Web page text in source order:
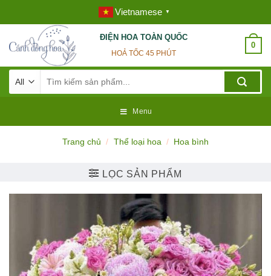
to
content
Vietnamese ▼
ĐIỆN HOA TOÀN QUỐC
HOẢ TỐC 45 PHÚT
0
kiếm:
Menu
Trang chủ / Thể loại hoa / Hoa bình
LỌC SẢN PHẨM